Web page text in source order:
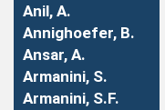
Anil, A.
Annighoefer, B.
Ansar, A.
Armanini, S.
Armanini, S.F.